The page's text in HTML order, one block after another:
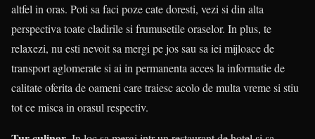
altfel in oras. Poti sa faci poze cate doresti, vezi si din alta
perspectiva toate cladirile si frumusetile oraselor. In plus, te
relaxezi, nu esti nevoit sa mergi pe jos sau sa iei mijloace de
transport aglomerate si ai in permanenta acces la informatie de
calitate oferita de oameni care traiesc acolo de multa vreme si stiu
tot ce misca in orasul respectiv.